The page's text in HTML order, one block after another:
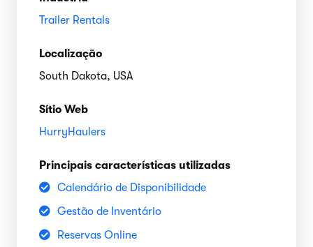
Trailer Rentals
Localização
South Dakota, USA
Sítio Web
HurryHaulers
Principais características utilizadas
Calendário de Disponibilidade
Gestão de Inventário
Reservas Online